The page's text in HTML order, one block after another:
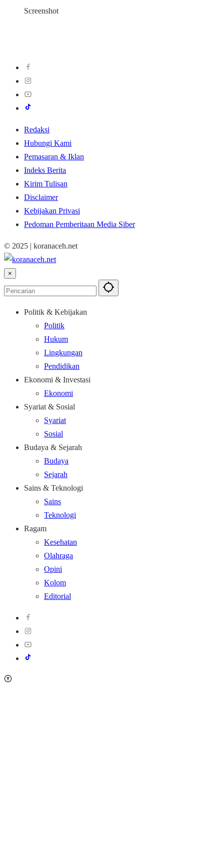
Screenshot
Redaksi
Hubungi Kami
Pemasaran & Iklan
Indeks Berita
Kirim Tulisan
Disclaimer
Kebijakan Privasi
Pedoman Pemberitaan Media Siber
© 2025 | koranaceh.net
×
Politik & Kebijakan
Politik
Hukum
Lingkungan
Pendidikan
Ekonomi & Investasi
Ekonomi
Syariat & Sosial
Syariat
Sosial
Budaya & Sejarah
Budaya
Sejarah
Sains & Teknologi
Sains
Teknologi
Ragam
Kesehatan
Olahraga
Opini
Kolom
Editorial